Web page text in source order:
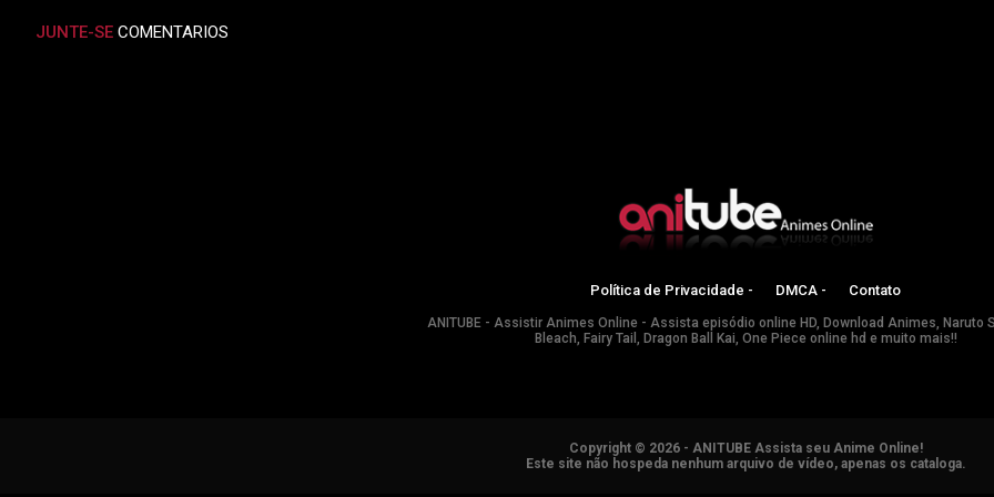
JUNTE-SE COMENTARIOS
Política de Privacidade - DMCA - Contato
ANITUBE - Assistir Animes Online - Assista episódio online HD, Download Animes, Naruto
Bleach, Fairy Tail, Dragon Ball Kai, One Piece online hd e muito mais!!
Copyright © 2026 - ANITUBE Assista seu Anime Online!
Este site não hospeda nenhum arquivo de vídeo, apenas os cataloga.